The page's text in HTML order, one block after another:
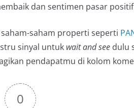
dan sentimen pasar
saham properti seperti
sinyal untuk wait and see dulu
pendapatmu di kolom
0